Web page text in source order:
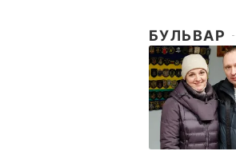
БУЛЬВАР